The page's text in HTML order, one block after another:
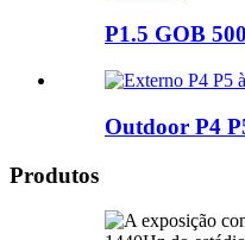
P1.5 GOB
Outdoor P4
Produtos